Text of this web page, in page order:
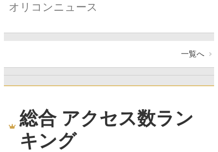
オリコンニュース
一覧へ
総合 アクセス数ラン
キング